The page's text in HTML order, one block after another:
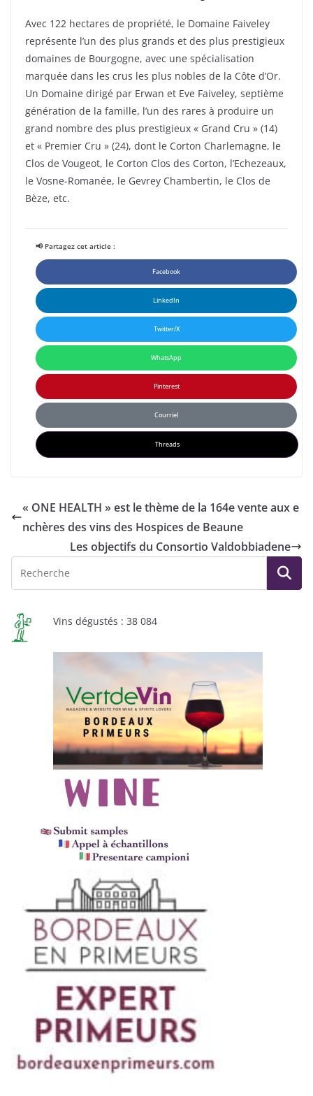
Avec 122 hectares de propriété, le Domaine Faiveley
représente l’un des plus grands et des plus prestigieux
domaines de Bourgogne, avec une spécialisation
marquée dans les crus les plus nobles de la Côte d’Or.
Un Domaine dirigé par Erwan et Eve Faiveley, septième
génération de la famille, l’un des rares à produire un
grand nombre des plus prestigieux « Grand Cru » (14)
et « Premier Cru » (24), dont le Corton Charlemagne, le
Clos de Vougeot, le Corton Clos des Corton, l’Echezeaux,
le Vosne-Romanée, le Gevrey Chambertin, le Clos de
Bèze, etc.
📢 Partagez cet article :
Facebook
LinkedIn
Twitter/X
WhatsApp
Pinterest
Courriel
Threads
« ONE HEALTH » est le thème de la 164e vente aux e
nchères des vins des Hospices de Beaune
Les objectifs du Consortio Valdobbiadene
Vins dégustés : 38 084